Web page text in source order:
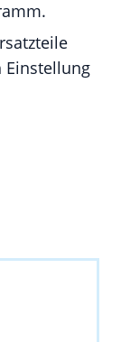
Einstellung